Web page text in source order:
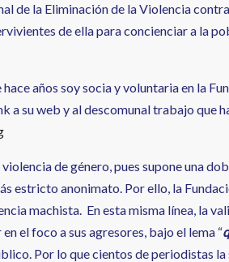
de la Eliminación de la Violencia
de ella para concienciar a la
años soy socia y voluntaria en la
a su web y al descomunal trabajo que
de género, pues supone una
estricto anonimato. Por ello, la
machista. En esta misma línea, la
el foco a sus agresores, bajo el lema “
Por lo que cientos de periodistas